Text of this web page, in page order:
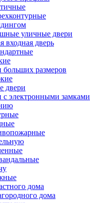
уличные двери
входная дверь
больших размеров
двери
с электронными замками
дома
дома